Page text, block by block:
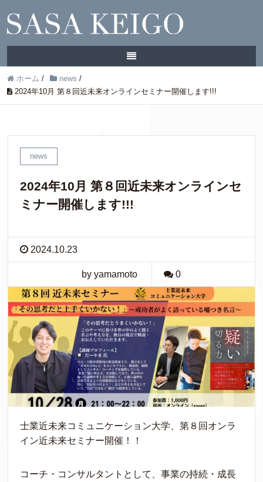
ホーム / news /
2024年10月 第８回近未来オンラインセミナー開催します!!!
news
2024年10月 第８回近未来オンラインセ
ミナー開催します!!!
2024.10.23
by yamamoto 0
士業近未来コミュニケーション大学、第８回オンラ
イン近未来セミナー開催！！
コーチ・コンサルタントとして、事業の持続・成長